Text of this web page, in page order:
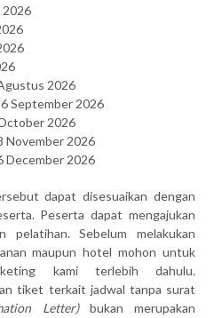
2026
2026
September 2026
2026
November 2026
December 2026
dapat disesuaikan dengan
Peserta dapat mengajukan
pelatihan. Sebelum melakukan
maupun hotel mohon untuk
kami terlebih dahulu.
tiket terkait jadwal tanpa surat
Letter)bukan merupakan